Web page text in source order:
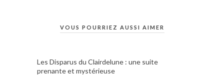
VOUS POURRIEZ AUSSI AIMER
Les Disparus du Clairdelune : une suite
prenante et mystérieuse